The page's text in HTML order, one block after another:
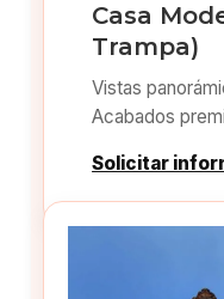
Casa
Trampa)
Vistas
Acabados
Solicitar